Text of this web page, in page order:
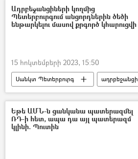
Լեռնային Ղարաբաղ
Վանք
Եկեղեցի
Ադրբեջանցիների կողմից
Պետերբուրգում անցորդներին ծեծի
ենթարկելու մասով քրգործ կհարուցվի
15 հոկտեմբերի 2023, 15:50
Սանկտ Պետերբուրգ
ադրբեջանցի
ծեծ
Եթե ԱՄՆ-ն ցանկանա պատերազմել
ՌԴ-ի հետ, ապա դա այլ պատերազմ
կլինի. Պուտին